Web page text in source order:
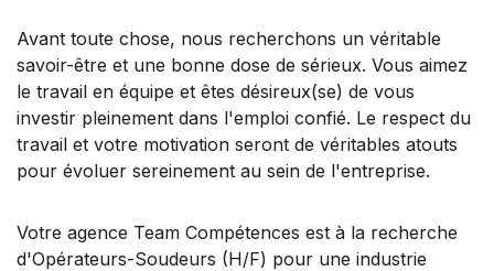
Avant toute chose, nous recherchons un véritable
savoir-être et une bonne dose de sérieux. Vous aimez
le travail en équipe et êtes désireux(se) de vous
investir pleinement dans l'emploi confié. Le respect du
travail et votre motivation seront de véritables atouts
pour évoluer sereinement au sein de l'entreprise.
Votre agence Team Compétences est à la recherche
d'Opérateurs-Soudeurs (H/F) pour une industrie